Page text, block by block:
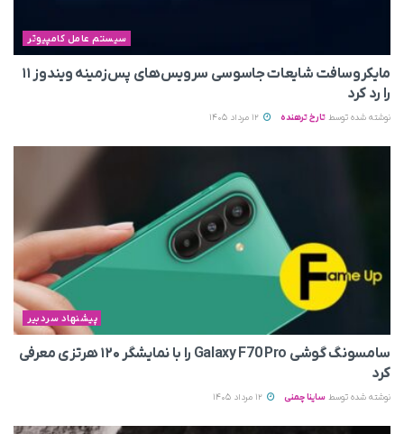
سیستم عامل کامپیوتر
مایکروسافت شایعات جاسوسی سرویس‌های پس‌زمینه ویندوز ۱۱
را رد کرد
نوشته شده توسط تارخ ترهنده
پیشنهاد سردبیر
سامسونگ گوشی Galaxy F70 Pro را با نمایشگر ۱۲۰ هرتزی معرفی
کرد
نوشته شده توسط ساینا چمنی